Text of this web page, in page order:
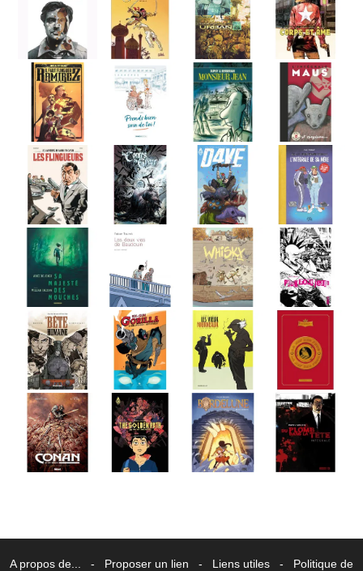
A propos de... - Proposer un lien - Liens utiles - Politique de